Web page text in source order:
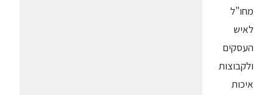
מחו"ל
לאיש
העסקים
ולקבוצות
איכות